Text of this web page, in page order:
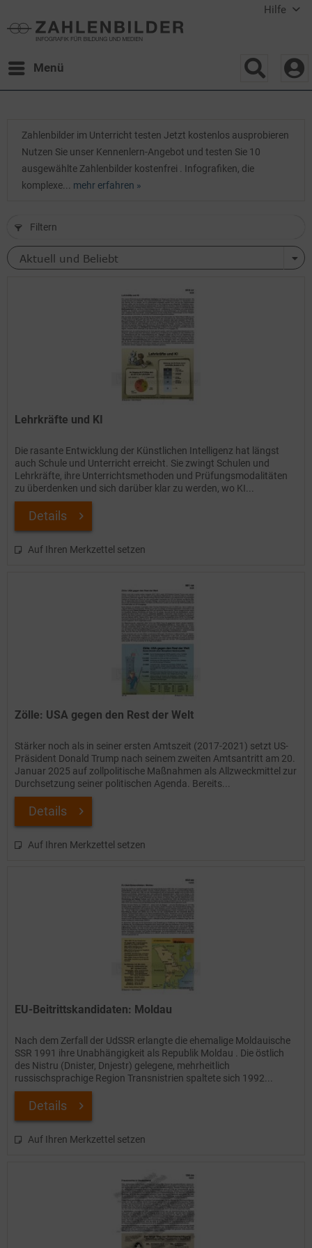
Hilfe
Menü
Zahlenbilder im Unterricht testen Jetzt kostenlos ausprobieren
Nutzen Sie unser Kennenlern-Angebot und testen Sie 10
ausgewählte Zahlenbilder kostenfrei . Infografiken, die
komplexe... mehr erfahren »
Filtern
Lehrkräfte und KI
Die rasante Entwicklung der Künstlichen Intelligenz hat längst
auch Schule und Unterricht erreicht. Sie zwingt Schulen und
Lehrkräfte, ihre Unterrichtsmethoden und Prüfungsmodalitäten
zu überdenken und sich darüber klar zu werden, wo KI...
Details
Auf Ihren Merkzettel setzen
Zölle: USA gegen den Rest der Welt
Stärker noch als in seiner ersten Amtszeit (2017-2021) setzt US-
Präsident Donald Trump nach seinem zweiten Amtsantritt am 20.
Januar 2025 auf zollpolitische Maßnahmen als Allzweckmittel zur
Durchsetzung seiner politischen Agenda. Bereits...
Details
Auf Ihren Merkzettel setzen
EU-Beitrittskandidaten: Moldau
Nach dem Zerfall der UdSSR erlangte die ehemalige Moldauische
SSR 1991 ihre Unabhängigkeit als Republik Moldau . Die östlich
des Nistru (Dnister, Dnjestr) gelegene, mehrheitlich
russischsprachige Region Transnistrien spaltete sich 1992...
Details
Auf Ihren Merkzettel setzen